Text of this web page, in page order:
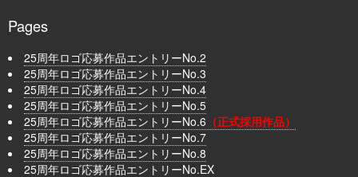
Pages
25周年ロゴ応募作品エントリーNo.2
25周年ロゴ応募作品エントリーNo.3
25周年ロゴ応募作品エントリーNo.4
25周年ロゴ応募作品エントリーNo.5
25周年ロゴ応募作品エントリーNo.6 （正式採用作品）
25周年ロゴ応募作品エントリーNo.7
25周年ロゴ応募作品エントリーNo.8
25周年ロゴ応募作品エントリーNo.EX